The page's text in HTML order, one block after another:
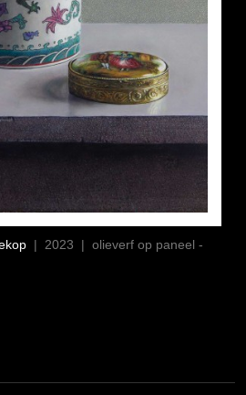
| 2023 | olieverf op paneel -